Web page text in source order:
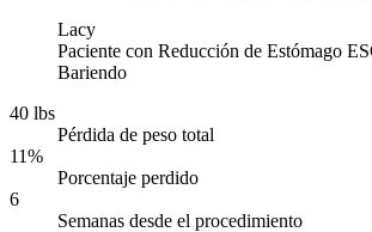
Lacy
Paciente con Reducción de Estómago
Bariendo
40 lbs
Pérdida de peso total
11%
Porcentaje perdido
6
Semanas desde el procedimiento